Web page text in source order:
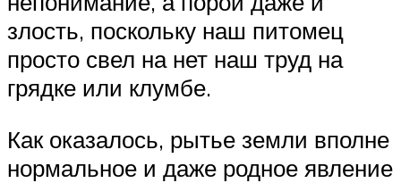
злость, поскольку наш питомец
просто свел на нет наш труд на
грядке или клумбе.
Как оказалось, рытье земли вполне
нормальное и даже родное явление